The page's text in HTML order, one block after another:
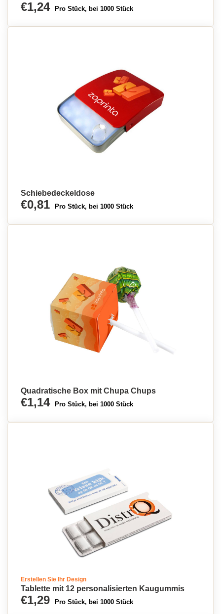
€1,24 Pro Stück, bei 1000 Stück
Schiebedeckeldose
€0,81 Pro Stück, bei 1000 Stück
Quadratische Box mit Chupa Chups
€1,14 Pro Stück, bei 1000 Stück
Erstellen Sie Ihr Design
Tablette mit 12 personalisierten Kaugummis
€1,29 Pro Stück, bei 1000 Stück